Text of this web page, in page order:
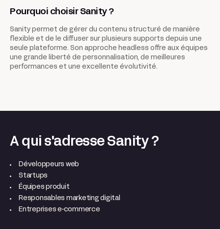
Pourquoi choisir Sanity ?
Sanity permet de gérer du contenu structuré de manière
flexible et de le diffuser sur plusieurs supports depuis une
seule plateforme. Son approche headless offre aux équipes
une grande liberté de personnalisation, de meilleures
performances et une excellente évolutivité.
A qui s'adresse Sanity ?
Développeurs web
Startups
Équipes produit
Responsables marketing digital
Entreprises e-commerce